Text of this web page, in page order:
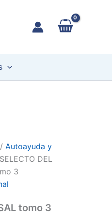
Autoayuda y
DEL
3
tomo 3